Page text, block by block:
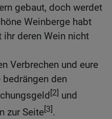
gebaut, doch werdet
Weinberge habt
deren Wein nicht
Verbrechen und eure
den
[2] und
zur Seite[3].